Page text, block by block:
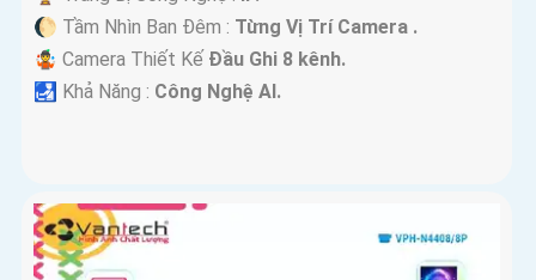
🌔 Tầm Nhìn Ban Đêm : Từng Vị Trí Camera .
🤹 Camera Thiết Kế Đầu Ghi 8 kênh.
️🛃 Khả Năng : Công Nghệ AI.